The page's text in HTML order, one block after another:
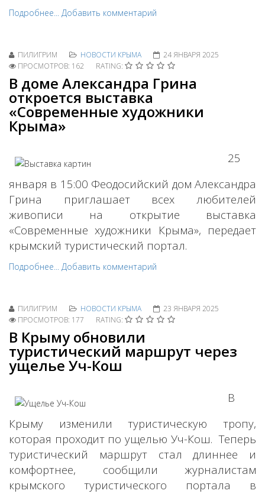
Подробнее... Добавить комментарий
ПИЛИГРИМ НОВОСТИ КРЫМА
24 ЯНВАРЯ 2025
ПРОСМОТРОВ: 162
RATING:
В доме Александра Грина
откроется выставка
«Современные художники
Крыма»
25
января в 15:00 Феодосийский дом Александра
Грина приглашает всех любителей
живописи на открытие выставка
«Современные художники Крыма», передает
крымский туристический портал.
Подробнее... Добавить комментарий
ПИЛИГРИМ НОВОСТИ КРЫМА
23 ЯНВАРЯ 2025
ПРОСМОТРОВ: 177
RATING:
В Крыму обновили
туристический маршрут через
ущелье Уч-Кош
В
Крыму изменили туристическую тропу,
которая проходит по ущелью Уч-Кош. Теперь
туристический маршрут стал длиннее и
комфортнее, сообщили журналистам
крымского туристического портала в